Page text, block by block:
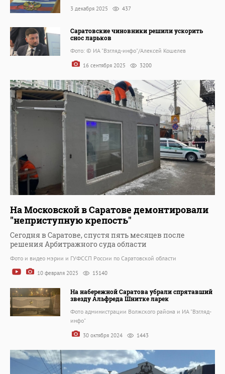
3 декабря 2025 437
Саратовские чиновники решили ускорить
снос ларьков
Фото: © ИА "Взгляд-инфо"/Алексей Кошелев
16 сентября 2025 3200
На Московской в Саратове демонтировали
"неприступную крепость"
Сегодня в Саратове, спустя пять месяцев после
решения Арбитражного суда области
Фото и видео мэрии и ГУФССП России по Саратовской области
10 февраля 2025 15140
На набережной Саратова убрали спрятавший
звезду Альфреда Шнитке ларек
Фото администрации Волжского района и ИА "Взгляд-
инфо"
30 октября 2024 1443